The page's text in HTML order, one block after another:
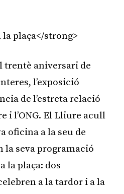
la plaça</strong>
trentè aniversari de
l’exposició
de l’estreta relació
i l’ONG. El Lliure acull
oficina a la seu de
seva programació
la plaça: dos
a la tardor i a la